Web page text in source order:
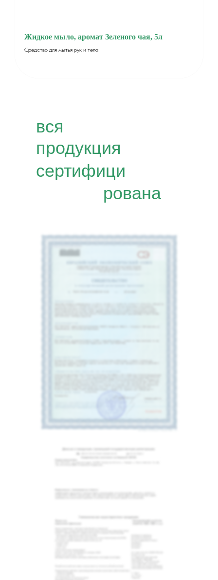
Жидкое мыло, аромат Зеленого чая, 5л
Средство для мытья рук и тела
сертифици
продукция
вся
рована